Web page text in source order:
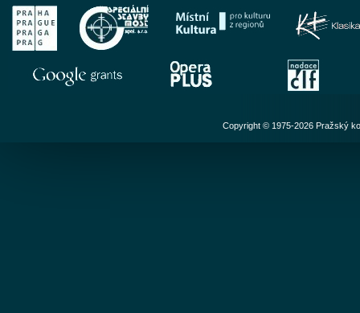
Copyright © 1975-2026 Pražský